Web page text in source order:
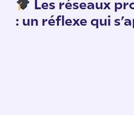
: un réflexe qui